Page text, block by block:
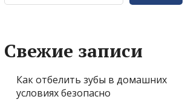
Свежие записи
Как отбелить зубы в домашних
условиях безопасно